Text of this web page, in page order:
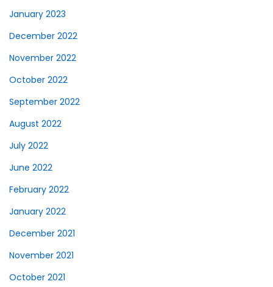
January 2023
December 2022
November 2022
October 2022
September 2022
August 2022
July 2022
June 2022
February 2022
January 2022
December 2021
November 2021
October 2021